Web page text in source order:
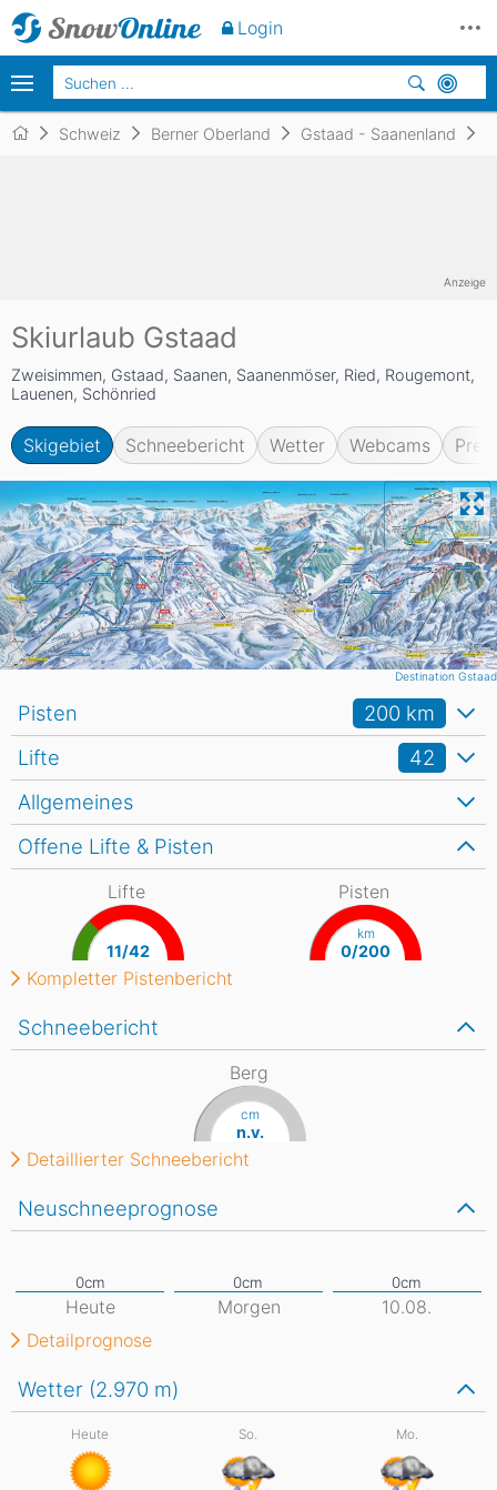
Schweiz Berner Oberland Gstaad - Saanenland
Skiurlaub Gstaad
Zweisimmen, Gstaad, Saanen, Saanenmöser, Ried, Rougemont,
Lauenen, Schönried
Skigebiet Schneebericht Wetter Webcams
Destination Gstaad
Anzeige
Allgemeines
Lifte 42
Pisten 200 km
Wetter (2.970 m)
Heute So. Mo.
Schneebericht
Berg
cm
n.v.
Detaillierter Schneebericht
Neuschneeprognose
Heute Morgen
10.08.
Detailprognose
Offene Lifte & Pisten
Lifte
11/42
Pisten
km
0/200
Kompletter Pistenbericht
Login